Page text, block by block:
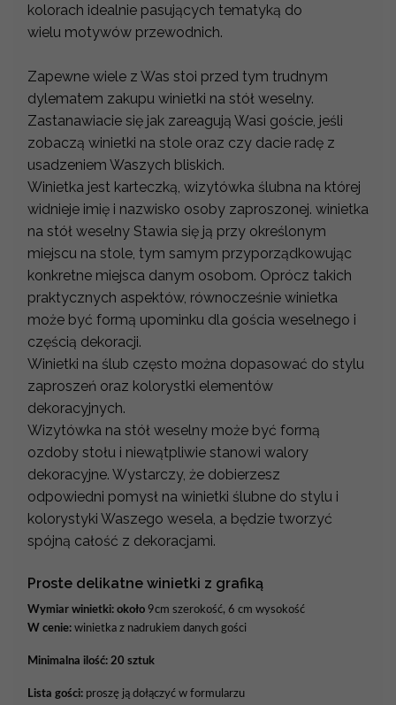
kolorach idealnie pasujących tematyką do
wielu motywów przewodnich.
Zapewne wiele z Was stoi przed tym trudnym
dylematem zakupu winietki na stół weselny.
Zastanawiacie się jak zareagują Wasi goście, jeśli
zobaczą winietki na stole oraz czy dacie radę z
usadzeniem Waszych bliskich.
Winietka jest karteczką, wizytówka ślubna na której
widnieje imię i nazwisko osoby zaproszonej. winietka
na stół weselny Stawia się ją przy określonym
miejscu na stole, tym samym przyporządkowując
konkretne miejsca danym osobom. Oprócz takich
praktycznych aspektów, równocześnie winietka
może być formą upominku dla gościa weselnego i
częścią dekoracji.
Winietki na ślub często można dopasować do stylu
zaproszeń oraz kolorystki elementów
dekoracyjnych.
Wizytówka na stół weselny może być formą
ozdoby stołu i niewątpliwie stanowi walory
dekoracyjne. Wystarczy, że dobierzesz
odpowiedni pomysł na winietki ślubne do stylu i
kolorystyki Waszego wesela, a będzie tworzyć
spójną całość z dekoracjami.
Proste delikatne winietki z grafiką
Wymiar winietki: około 9cm szerokość, 6 cm wysokość
W cenie: winietka z nadrukiem danych gości
Minimalna ilość: 20 sztuk
Lista gości: proszę ją dołączyć w formularzu